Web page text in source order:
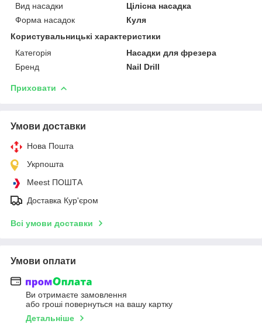
Вид насадки
Цілісна насадка
Форма насадок
Куля
Користувальницькі характеристики
Категорія
Насадки для фрезера
Бренд
Nail Drill
Приховати
Умови доставки
Нова Пошта
Укрпошта
Meest ПОШТА
Доставка Кур'єром
Всі умови доставки
Умови оплати
Ви отримаєте замовлення
або гроші повернуться на вашу картку
Детальніше